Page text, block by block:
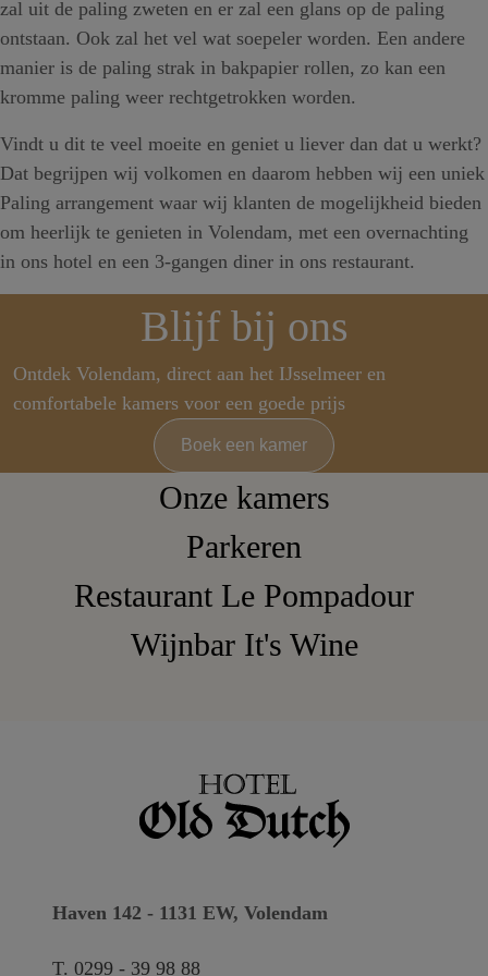
zal uit de paling zweten en er zal een glans op de paling
ontstaan. Ook zal het vel wat soepeler worden. Een andere
manier is de paling strak in bakpapier rollen, zo kan een
kromme paling weer rechtgetrokken worden.
Vindt u dit te veel moeite en geniet u liever dan dat u werkt?
Dat begrijpen wij volkomen en daarom hebben wij een uniek
Paling arrangement waar wij klanten de mogelijkheid bieden
om heerlijk te genieten in Volendam, met een overnachting
in ons hotel en een 3-gangen diner in ons restaurant.
Onze kamers
Parkeren
Restaurant Le Pompadour
Wijnbar It's Wine
Haven 142 - 1131 EW, Volendam
T. 0299 - 39 98 88
Blijf bij ons
Ontdek Volendam, direct aan het IJsselmeer en
comfortabele kamers voor een goede prijs
Boek een kamer